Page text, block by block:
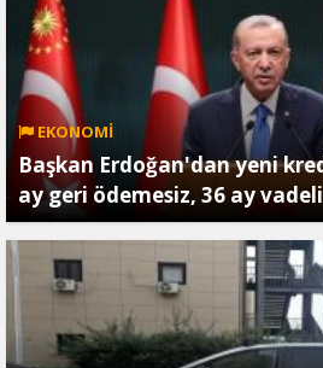
EKONOMİ
Başkan Erdoğan'dan yeni
ay geri ödemesiz, 36 ay vadeli